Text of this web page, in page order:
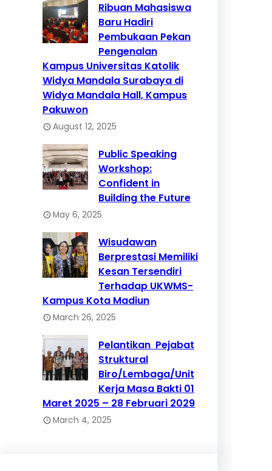
Ribuan Mahasiswa
Baru Hadiri
Pembukaan Pekan
Pengenalan
Kampus Universitas Katolik
Widya Mandala Surabaya di
Widya Mandala Hall, Kampus
Pakuwon
August 12, 2025
Public Speaking
Workshop:
Confident in
Building the Future
May 6, 2025
Wisudawan
Berprestasi Memiliki
Kesan Tersendiri
Terhadap UKWMS-
Kampus Kota Madiun
March 26, 2025
Pelantikan Pejabat
Struktural
Biro/Lembaga/Unit
Kerja Masa Bakti 01
Maret 2025 – 28 Februari 2029
March 4, 2025